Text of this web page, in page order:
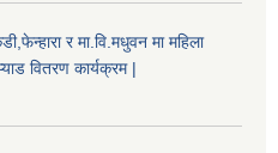
र मा.वि.मधुवन मा महिला
वितरण कार्यक्रम |